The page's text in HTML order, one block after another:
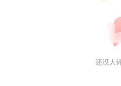
还没人